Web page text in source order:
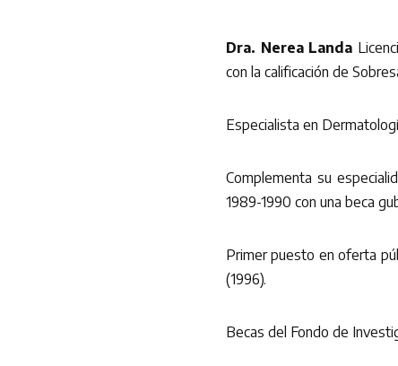
Dra. Nerea Landa
con la calificación de
Especialista en
Complementa su
1989-1990 con una beca
Primer puesto en oferta
(1996).
Becas del Fondo de